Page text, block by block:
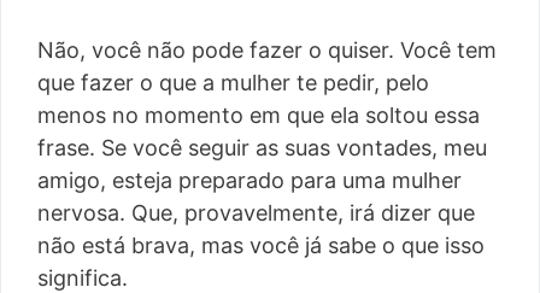
Não, você não pode fazer o quiser. Você tem
que fazer o que a mulher te pedir, pelo
menos no momento em que ela soltou essa
frase. Se você seguir as suas vontades, meu
amigo, esteja preparado para uma mulher
nervosa. Que, provavelmente, irá dizer que
não está brava, mas você já sabe o que isso
significa.